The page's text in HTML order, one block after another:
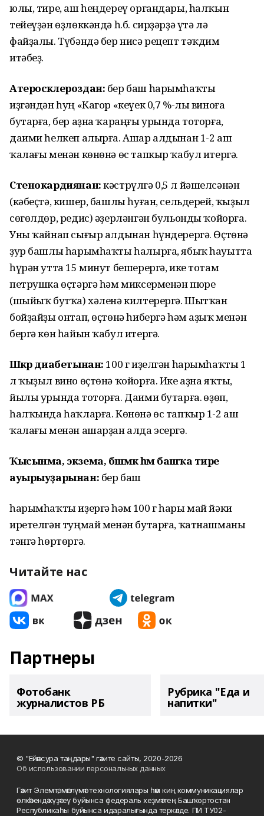
юлы, тире, аш һеңдереү органдары, һалҡын
тейеүҙән өҙлөккәндә һ.б. сирҙәрҙә үтә лә
файҙалы. Түбәндә бер нисә рецепт тәҡдим
итәбеҙ.
Атеросклероздан: бер баш һарымһаҡты
иҙгәндән һуң «Кагор «кеүек 0,7 %-лы виноға
бутарға, бер аҙна ҡараңғы урында тоторға,
даими һелкеп алырға. Ашар алдынан 1-2 аш
ҡалағы менән көнөнә өс тапкыр ҡабул итергә.
Стенокардиянан:кәстрүлгә 0,5 л йәшелсәнән
(кәбеҫтә, кишер, башлы һуған, сельдерей, ҡыҙыл
сөгөлдөр, редис) әҙерләнгән бульонды ҡойорға.
Уны ҡайнап сығыр алдынан һүндерергә. Өҫтөнә
ҙур башлы һарымһаҡты һалырға, ябыҡ һауытта
һүрән утта 15 минут бешерергә, ике тотам
петрушка өҫтәргә һәм миксерменән пюре
(шыйыҡ бутҡа) хәленә килтерергә. Шытҡан
бойҙайҙы онтап, өҫтөнә һибергә һәм аҙыҡ менән
бергә көн һайын ҡабул итергә.
Шәкәр диабетынан: 100 г иҙелгән һарымһаҡты 1
л ҡыҙыл вино өҫтөнә ҡойорға. Ике аҙна яҡты,
йылы урында тоторға. Даими бутарға. Һөҙөп,
һалҡында һаҡларға. Көнөнә өс тапҡыр 1-2 аш
ҡалағы менән ашарҙан алда эсергә.
Ҡысынма, экзема, бәшмәк һәм башҡа тире
ауырыуҙарынан: бер баш
һарымһаҡты иҙергә һәм 100 г һары май йәки
иретелгән туңмай менән бутарға, ҡатнашманы
тәнгә һөртөргә.
Читайте нас
Партнеры
Фотобанк
журналистов РБ
Рубрика "Еда и
напитки"
© "Ейәнсура таңдары" гәзите сайты, 2020-2026
Об использовании персональных данных
Гәзит Элемтә, мәғлүмәт технологиялары һәм киң коммуникациялар
өлкәһендә күҙәтеү буйынса федераль хеҙмәттең Башҡортостан
Республикаһы буйынса идаралығында теркәлде. ПИ ТУ02-